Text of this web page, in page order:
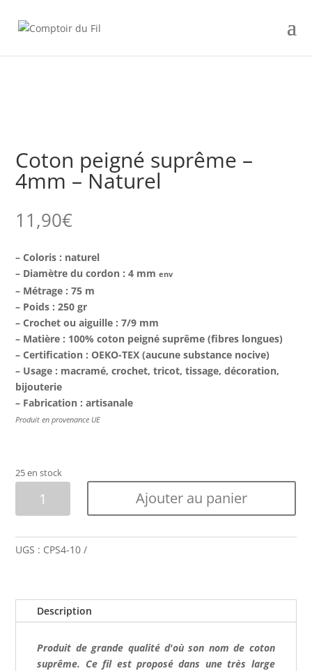
Coton peigné suprême –
4mm – Naturel
11,90€
– Coloris : naturel
– Diamètre du cordon : 4 mmenv
– Métrage : 75 m
– Poids : 250 gr
– Crochet ou aiguille : 7/9 mm
– Matière : 100% coton peigné suprême (fibres longues)
– Certification : OEKO-TEX (aucune substance nocive)
– Usage : macramé, crochet, tricot, tissage, décoration,
bijouterie
– Fabrication : artisanale
Produit en provenance UE
25 en stock
peigné
suprême
-
Naturel
Ajouter au panier
UGS : CPS4-10
Description
Produit de grande qualité d'où son nom de coton
suprême. Ce fil est proposé dans une très large